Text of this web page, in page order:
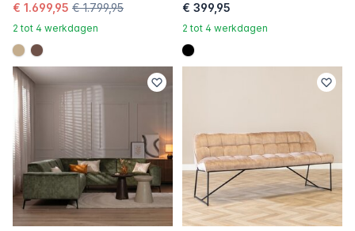
€ 1.699,95 € 1.799,95
2 tot 4 werkdagen
#c4ad8d
#6e5148
€ 399,95
2 tot 4 werkdagen
#000000